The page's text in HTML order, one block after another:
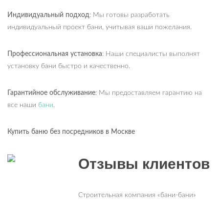
Индивидуальный подход: Мы готовы разработать
индивидуальный проект бани, учитывая ваши пожелания.
Профессиональная установка: Наши специалисты выполнят
установку бани быстро и качественно.
Гарантийное обслуживание: Мы предоставляем гарантию на
все наши бани.
Купить баню без посредников в Москве
Отзывы клиентов
Строительная компания «бани-бани»